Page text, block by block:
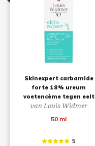
Skinexpert carbamide
forte 18% ureum
voetencème tegen eelt
van Louis Widmer
50 ml
5